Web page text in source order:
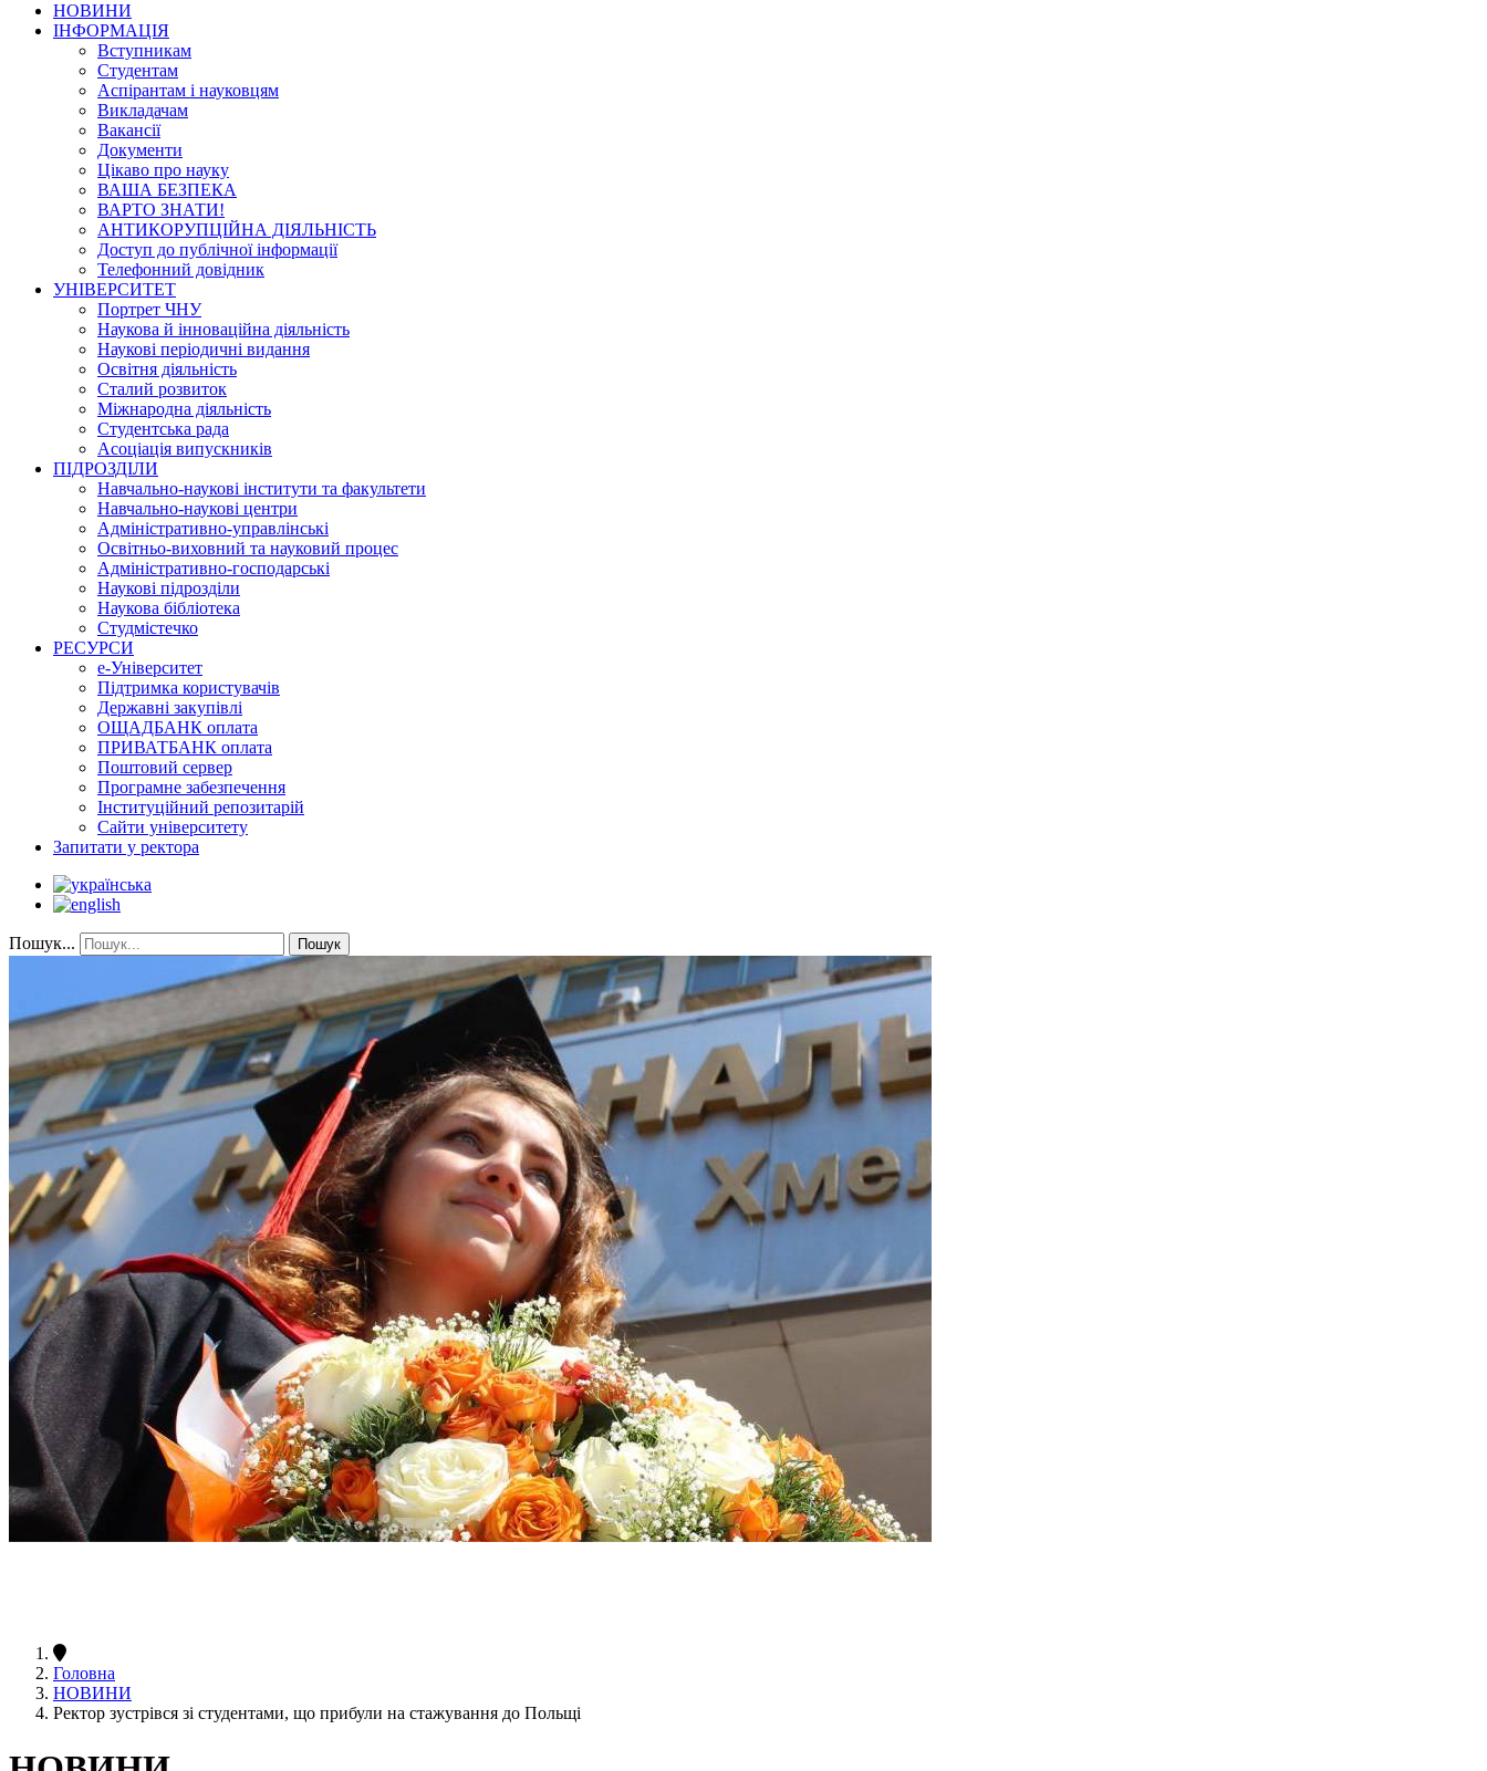
НОВИНИ
ІНФОРМАЦІЯ
Вступникам
Студентам
Аспірантам і науковцям
Викладачам
Вакансії
Документи
Цікаво про науку
ВАША БЕЗПЕКА
ВАРТО ЗНАТИ!
АНТИКОРУПЦІЙНА ДІЯЛЬНІСТЬ
Доступ до публічної інформації
Телефонний довідник
УНІВЕРСИТЕТ
Портрет ЧНУ
Наукова й інноваційна діяльність
Наукові періодичні видання
Освітня діяльність
Сталий розвиток
Міжнародна діяльність
Студентська рада
Асоціація випускників
ПІДРОЗДІЛИ
Навчально-наукові інститути та факультети
Навчально-наукові центри
Адміністративно-управлінські
Освітньо-виховний та науковий процес
Адміністративно-господарські
Наукові підрозділи
Наукова бібліотека
Студмістечко
РЕСУРСИ
е-Університет
Підтримка користувачів
Державні закупівлі
ОЩАДБАНК оплата
ПРИВАТБАНК оплата
Поштовий сервер
Програмне забезпечення
Інституційний репозитарій
Сайти університету
Запитати у ректора
Пошук... Пошук
Головна
НОВИНИ
Ректор зустрівся зі студентами, що прибули на стажування до Польщі